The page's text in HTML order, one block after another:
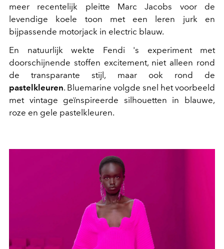
meer recentelijk pleitte Marc Jacobs voor de
levendige koele toon met een leren jurk en
bijpassende motorjack in electric blauw.
En natuurlijk wekte Fendi 's experiment met
doorschijnende stoffen excitement, niet alleen rond
de transparante stijl, maar ook rond de
pastelkleuren. Bluemarine volgde snel het voorbeeld
met vintage geïnspireerde silhouetten in blauwe,
roze en gele pastelkleuren.